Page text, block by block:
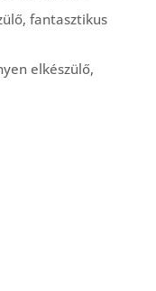
fantasztikus
elkészülő,